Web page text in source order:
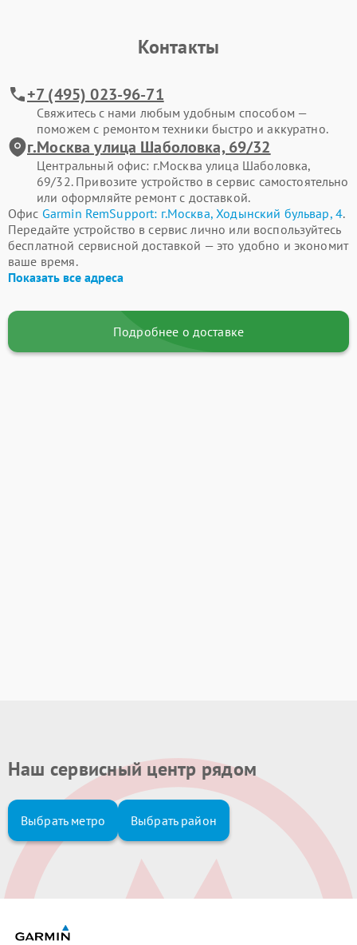
Контакты
+7 (495) 023-96-71
Свяжитесь с нами любым удобным способом —
поможем с ремонтом техники быстро и аккуратно.
г.Москва улица Шаболовка, 69/32
Центральный офис: г.Москва улица Шаболовка,
69/32. Привозите устройство в сервис самостоятельно
или оформляйте ремонт с доставкой.
Офис Garmin RemSupport: г.Москва, Ходынский бульвар, 4.
Передайте устройство в сервис лично или воспользуйтесь
бесплатной сервисной доставкой — это удобно и экономит
ваше время.
Показать все адреса
Подробнее о доставке
Наш сервисный центр рядом
Выбрать метро Выбрать район